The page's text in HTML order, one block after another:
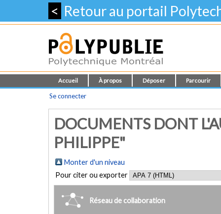
< Retour au portail
Accueil À propos Déposer Parcourir
Se connecter
DOCUMENTS DONT
PHILIPPE"
Monter d'un niveau
Pour citer ou exporter
Réseau de collaboration